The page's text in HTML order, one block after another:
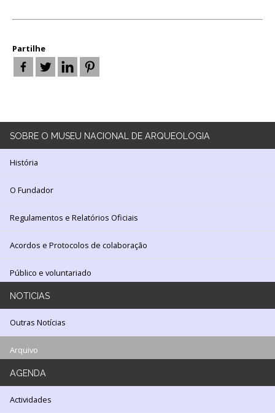
Arquivo
AGENDA
Login
O
MNA
ESCUTA
EXTERNA
130
ANOS
DO
MNA
Exposições
Partilhe
SOBRE O MUSEU NACIONAL DE ARQUEOLOGIA
História
O Fundador
Regulamentos e Relatórios Oficiais
Acordos e Protocolos de colaboração
Público e voluntariado
NOTICIAS
Outras Notícias
Arquivo
AGENDA
Actividades